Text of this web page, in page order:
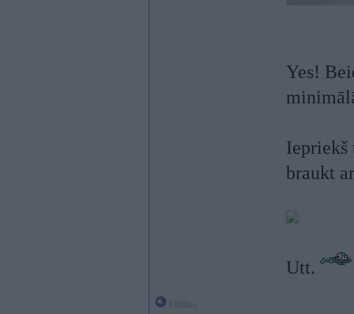
Yes!
Iepriekš
braukt
Utt.